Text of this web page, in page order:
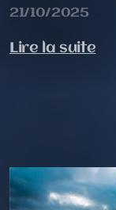
21/10/2025
Lire la suite